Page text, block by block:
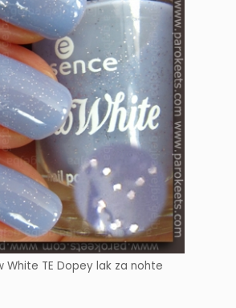
White TE Dopey lak za nohte